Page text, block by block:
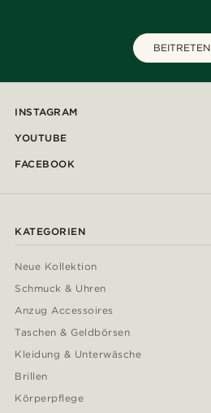
BEITRETEN
INSTAGRAM
YOUTUBE
FACEBOOK
KATEGORIEN
Neue Kollektion
Schmuck & Uhren
Anzug Accessoires
Taschen & Geldbörsen
Kleidung & Unterwäsche
Brillen
Körperpflege